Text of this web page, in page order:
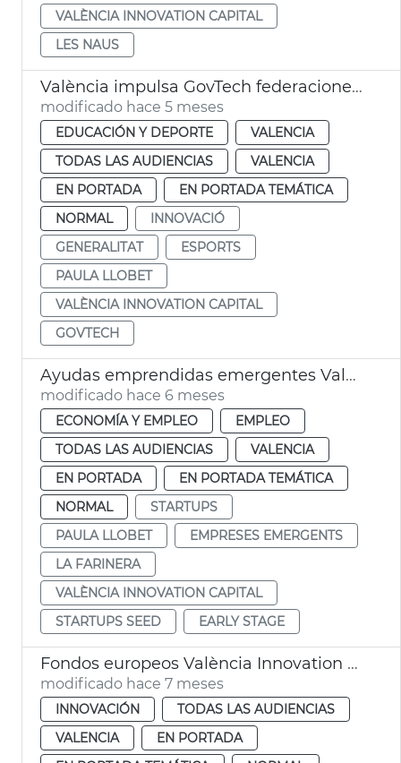
VALÈNCIA INNOVATION CAPITAL
LES NAUS
València impulsa GovTech federaciones deportivas
modificado hace 5 meses
EDUCACIÓN Y DEPORTE
VALENCIA
TODAS LAS AUDIENCIAS
VALENCIA
EN PORTADA
EN PORTADA TEMÁTICA
NORMAL
INNOVACIÓ
GENERALITAT
ESPORTS
PAULA LLOBET
VALÈNCIA INNOVATION CAPITAL
GOVTECH
Ayudas emprendidas emergentes València Innovation Capital
modificado hace 6 meses
ECONOMÍA Y EMPLEO
EMPLEO
TODAS LAS AUDIENCIAS
VALENCIA
EN PORTADA
EN PORTADA TEMÁTICA
NORMAL
STARTUPS
PAULA LLOBET
EMPRESES EMERGENTS
LA FARINERA
VALÈNCIA INNOVATION CAPITAL
STARTUPS SEED
EARLY STAGE
Fondos europeos València Innovation Capital
modificado hace 7 meses
INNOVACIÓN
TODAS LAS AUDIENCIAS
VALENCIA
EN PORTADA